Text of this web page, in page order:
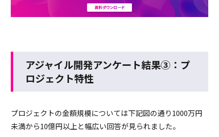
アジャイル開発アンケート結果③：プ
ロジェクト特性
プロジェクトの金額規模については下記図の通り1000万円
未満から10億円以上と幅広い回答が見られました。